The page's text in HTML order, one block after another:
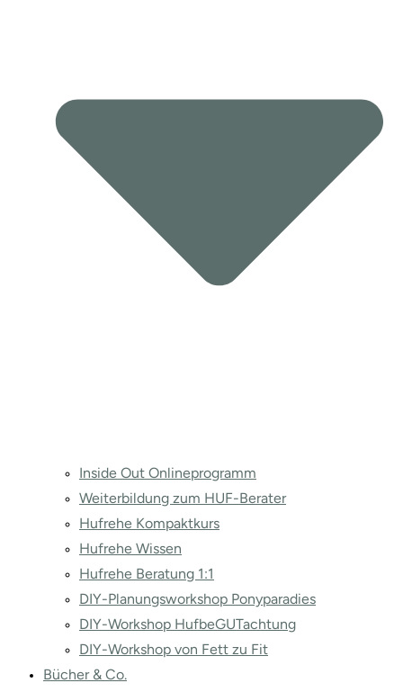
Inside Out Onlineprogramm
Weiterbildung zum HUF-Berater
Hufrehe Kompaktkurs
Hufrehe Wissen
Hufrehe Beratung 1:1
DIY-Planungsworkshop Ponyparadies
DIY-Workshop HufbeGUTachtung
DIY-Workshop von Fett zu Fit
Bücher & Co.